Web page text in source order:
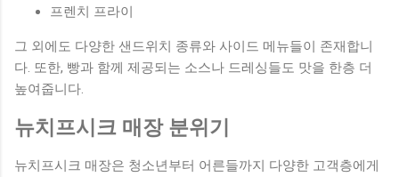
프렌치 프라이
그 외에도 다양한 샌드위치 종류와 사이드 메뉴들이 존재합니
다. 또한, 빵과 함께 제공되는 소스나 드레싱들도 맛을 한층 더
높여줍니다.
뉴치프시크 매장 분위기
뉴치프시크 매장은 청소년부터 어른들까지 다양한 고객층에게